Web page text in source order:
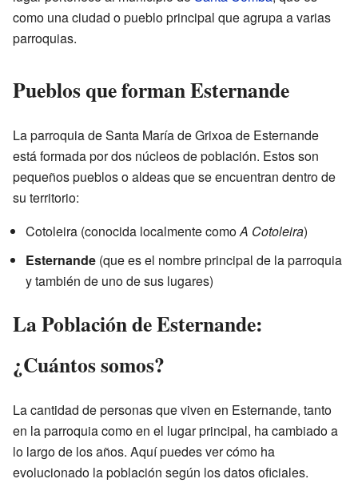
como una ciudad o pueblo principal que agrupa a varias
parroquias.
Pueblos que forman Esternande
La parroquia de Santa María de Grixoa de Esternande
está formada por dos núcleos de población. Estos son
pequeños pueblos o aldeas que se encuentran dentro de
su territorio:
Cotoleira (conocida localmente comoA Cotoleira)
Esternande (que es el nombre principal de la parroquia
y también de uno de sus lugares)
La Población de Esternande:
¿Cuántos somos?
La cantidad de personas que viven en Esternande, tanto
en la parroquia como en el lugar principal, ha cambiado a
lo largo de los años. Aquí puedes ver cómo ha
evolucionado la población según los datos oficiales.